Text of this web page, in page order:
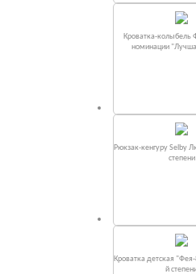
Кроватка-колыбель
номинации
Рюкзак-кенгуру Selby
степени
Кроватка детская
й